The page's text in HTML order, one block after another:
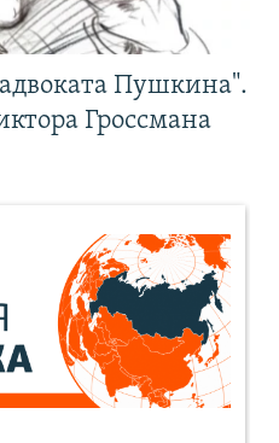
Пушкина".
Гроссмана